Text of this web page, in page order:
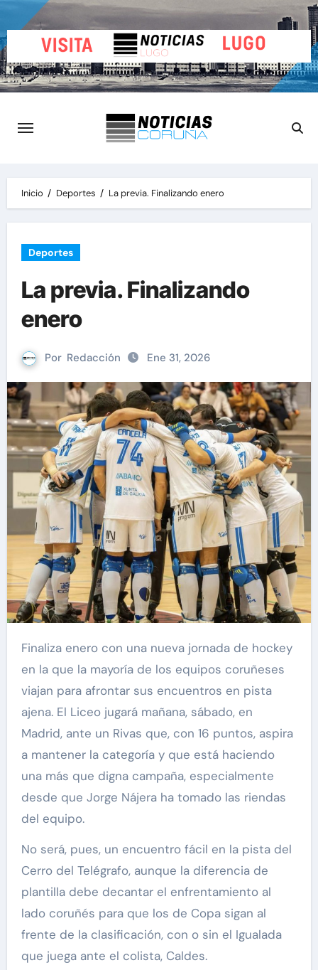
al
contenido
Inicio Deportes La previa. Finalizando enero
Deportes
La previa. Finalizando
enero
Por Redacción Ene 31, 2026
Finaliza enero con una nueva jornada de hockey
en la que la mayoría de los equipos coruñeses
viajan para afrontar sus encuentros en pista
ajena. El Liceo jugará mañana, sábado, en
Madrid, ante un Rivas que, con 16 puntos, aspira
a mantener la categoría y que está haciendo
una más que digna campaña, especialmente
desde que Jorge Nájera ha tomado las riendas
del equipo.
No será, pues, un encuentro fácil en la pista del
Cerro del Telégrafo, aunque la diferencia de
plantilla debe decantar el enfrentamiento al
lado coruñés para que los de Copa sigan al
frente de la clasificación, con o sin el Igualada
que juega ante el colista, Caldes.